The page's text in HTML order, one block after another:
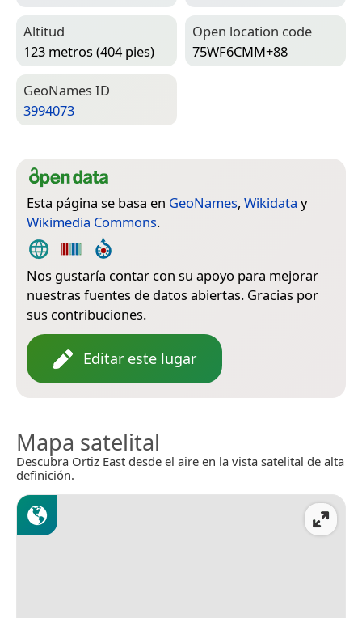
Altitud
123 metros (404 pies)
Open location code
75WF6CMM+88
Geo­Names ID
3994073
Esta página se basa en GeoNames, Wikidata y
Wikimedia Commons.
Nos gustaría contar con su apoyo para mejorar
nuestras fuentes de datos abiertas. Gracias por
sus contribuciones.
Editar este lugar
Mapa satelital
Descubra Ortiz East desde el aire en la vista satelital de alta
definición.